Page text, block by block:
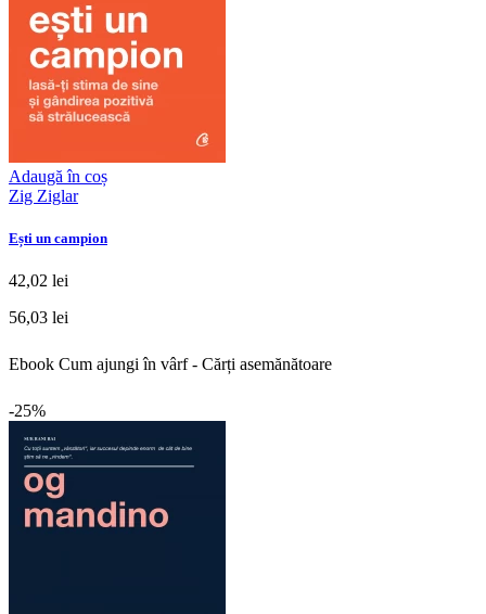
Adaugă în coș
Zig Ziglar
Ești un campion
42,02 lei
56,03 lei
Ebook Cum ajungi în vârf - Cărți asemănătoare
-25%